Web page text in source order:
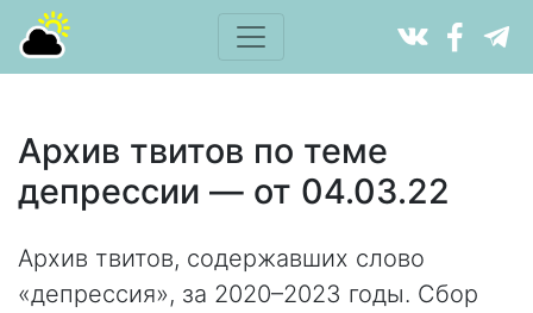
Архив твитов по теме
депрессии — от 04.03.22
Архив твитов, содержавших слово
«депрессия», за 2020–2023 годы. Сбор